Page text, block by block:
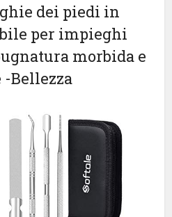
dei piedi in
per impieghi
morbida e
-Bellezza